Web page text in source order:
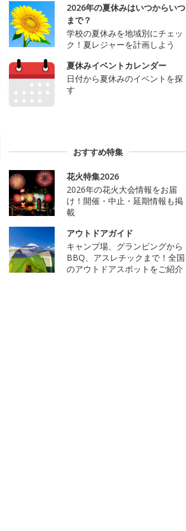
2026年の夏休みはいつからいつ
まで？
学校の夏休みを地域別にチェッ
ク！夏レジャーを計画しよう
夏休みイベントカレンダー
日付から夏休みのイベントを探
す
おすすめ特集
花火特集2026
2026年の花火大会情報をお届
け！開催・中止・延期情報も掲
載
アウトドアガイド
キャンプ場、グランピングから
BBQ、アスレチックまで！全国
のアウトドアスポットをご紹介